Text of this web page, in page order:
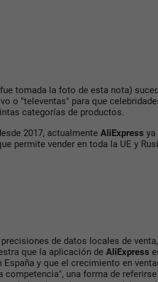
tomada la foto de esta nota)
o "televentas" para que
categorías de productos.
2017, actualmente AliExpress ya
permite vender en toda la UE y
de datos locales de
que la aplicación de AliExpress
España y que el crecimiento en
competencia", una forma de